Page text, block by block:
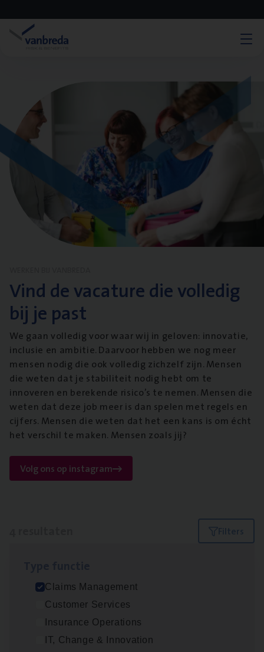
Vind de vacature die volledig
bij je past
We gaan volledig voor waar wij in geloven: innovatie,
inclusie en ambitie. Daarvoor hebben we nog meer
mensen nodig die ook volledig zichzelf zijn. Mensen
die weten dat je stabiliteit nodig hebt om te
innoveren en berekende risico’s te nemen. Mensen die
weten dat deze job meer is dan spelen met regels en
cijfers. Mensen die weten dat het een kans is om écht
het verschil te maken. Mensen zoals jij?
Volg ons op instagram
Filters
Claims Management
Customer Services
Insurance Operations
IT, Change & Innovation
Scha­de­be­heer­der verzekeringen
Claims Management
Sint-Niklaas/Temse